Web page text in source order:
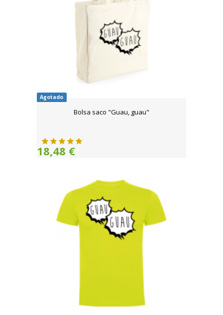
Agotado
Bolsa saco "Guau, guau"
18,48 €